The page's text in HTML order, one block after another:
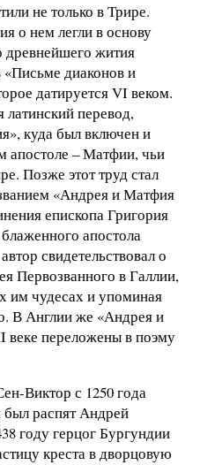
не только в Трире.
о нем легли в основу
древнейшего жития
диаконов и
датируется VI веком.
латинский перевод,
куда был включен и
апостоле – Матфии, чьи
Позже этот труд стал
«Андрея и Матфия
епископа Григория
апостола
свидетельствовал о
Первозванного в Галлии,
им чудесах и упоминая
В Англии же «Андрея и
переложены в поэму
Виктор с 1250 года
был распят Андрей
году герцог Бургундии
креста в дворцовую